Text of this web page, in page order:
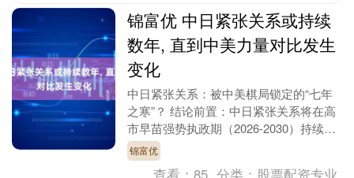
锦富优 中日紧张关系或持续
数年, 直到中美力量对比发生
变化
中日紧张关系：被中美棋局锁定的“七年
之寒”？ 结论前置：中日紧张关系将在高
市早苗强势执政期（2026-2030）持续高
位运行，真正的缓和窗口极可能出现在
2030....
锦富优